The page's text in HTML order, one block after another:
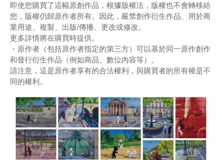
即使您購買了這幅原創作品，根據版權法，版權也不會轉移給
您，版權仍歸原作者所有。因此，嚴禁創作衍生作品、用於商
業用途、複製、出版/傳播、更改或修改。
更多詳情將在購買時提供。
・原作者（包括原作者指定的第三方）可以基於同一原作創作
和發行衍生作品（例如商品、數位內容等）。
請注意，這是原作者享有的合法權利，與購買者的所有權是不
同的權利。